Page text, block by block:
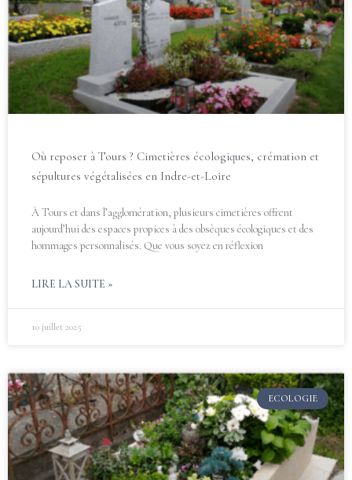
Où reposer à Tours ? Cimetières écologiques, crémation et
sépultures végétalisées en Indre-et-Loire
À Tours et dans l’agglomération, plusieurs cimetières offrent
aujourd’hui des espaces propices à des obsèques écologiques et des
hommages personnalisés. Que vous soyez en réflexion
LIRE LA SUITE »
10 juillet 2025
ECOLOGIE